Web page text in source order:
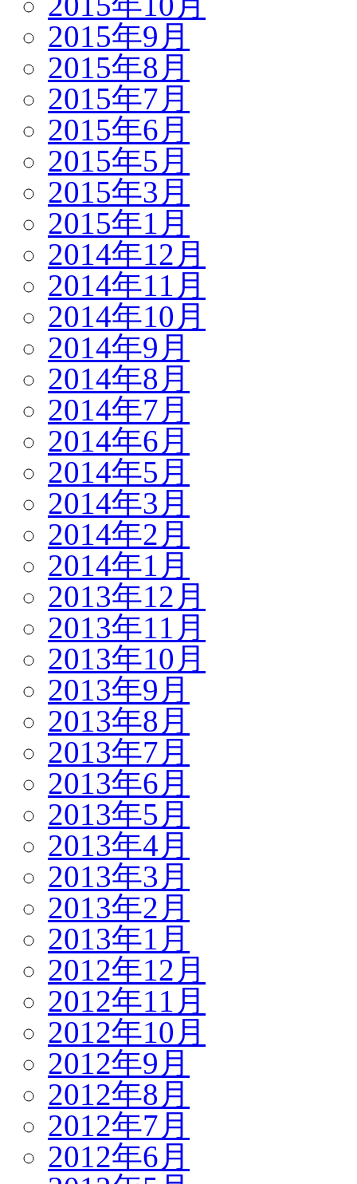
2015年9月
2015年8月
2015年7月
2015年6月
2015年5月
2015年3月
2015年1月
2014年12月
2014年11月
2014年10月
2014年9月
2014年8月
2014年7月
2014年6月
2014年5月
2014年3月
2014年2月
2014年1月
2013年12月
2013年11月
2013年10月
2013年9月
2013年8月
2013年7月
2013年6月
2013年5月
2013年4月
2013年3月
2013年2月
2013年1月
2012年12月
2012年11月
2012年10月
2012年9月
2012年8月
2012年7月
2012年6月